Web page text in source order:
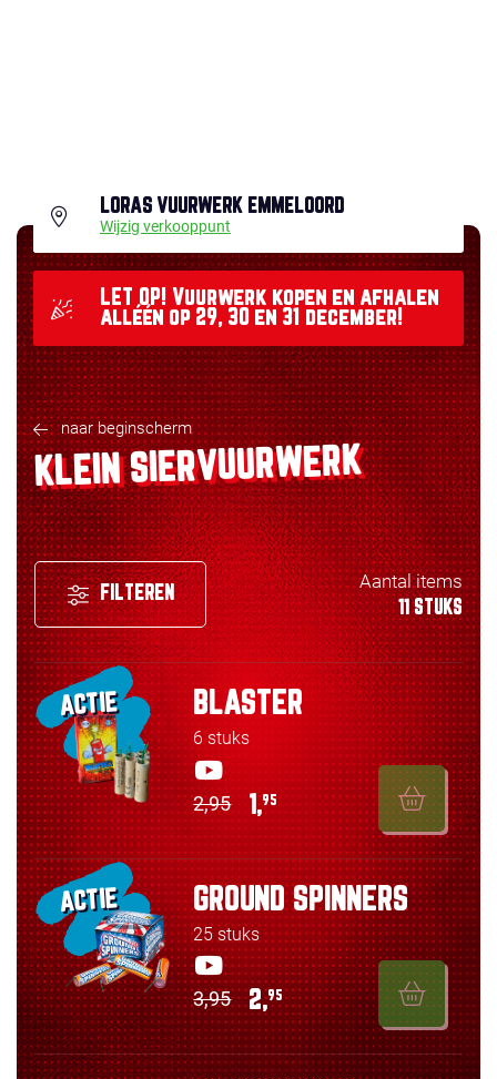
LORAS VUURWERK EMMELOORD
Wijzig verkooppunt
LET OP! Vuurwerk kopen en afhalen
alléén op 29, 30 en 31 december!
naar beginscherm
KLEIN SIERVUURWERK
FILTEREN
Aantal items
11 STUKS
ACTIE BLASTER
6 stuks
2,95 1,95
ACTIE GROUND SPINNERS
25 stuks
3,95 2,95